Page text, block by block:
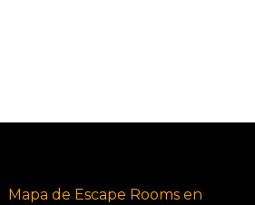
Mapa de Escape Rooms en